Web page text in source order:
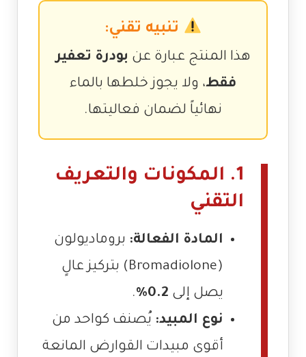
تنبيه تقني:
هذا المنتج عبارة عن بودرة تعفير
فقط، ولا يجوز خلطها بالماء
نهائياً لضمان فعاليتها.
1. المكونات والتعريف
التقني
المادة الفعالة: بروماديولون
(Bromadiolone) بتركيز عالٍ
يصل إلى 0.2%
.
نوع المبيد: يُصنف كواحد من
أقوى مبيدات القوارض المانعة